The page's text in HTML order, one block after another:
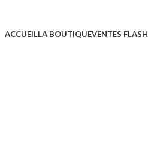
ACCUEILLA BOUTIQUEVENTES FLASH